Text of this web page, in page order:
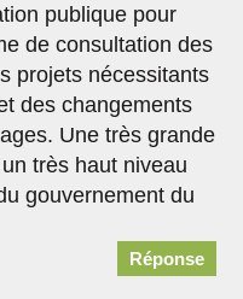
publique pour
de consultation des
projets nécessitants
des changements
Une très grande
très haut niveau
gouvernement du
Réponse